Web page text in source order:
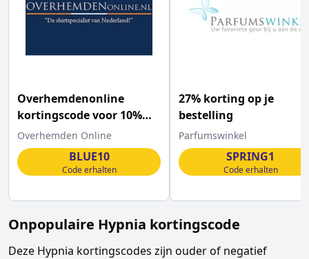
Overhemdenonline
kortingscode voor 10%
korting op ALLES
Overhemden Online
BLUE10
Code erhalten
27% korting op je
bestelling
Parfumswinkel
SPRING1
Code erhalten
Onpopulaire Hypnia kortingscode
Deze Hypnia kortingscodes zijn ouder of negatief